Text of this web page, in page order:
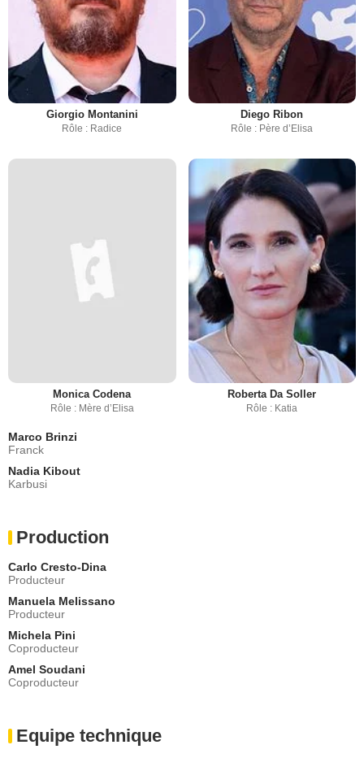
Giorgio Montanini
Rôle : Radice
Diego Ribon
Rôle : Père d’Elisa
Monica Codena
Rôle : Mère d’Elisa
Roberta Da Soller
Rôle : Katia
Marco Brinzi
Franck
Nadia Kibout
Karbusi
Production
Carlo Cresto-Dina
Producteur
Manuela Melissano
Producteur
Michela Pini
Coproducteur
Amel Soudani
Coproducteur
Equipe technique